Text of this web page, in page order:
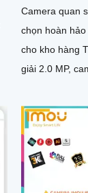
Camera quan
chọn hoàn
cho kho hàng Thân
giải 2.0 MP,